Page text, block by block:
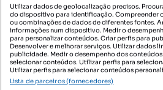
SIGA-NOS:
DESCARREGAR
Utilizar dados de geolocalização precisos.
do dispositivo para identificação. Compreender
ou combinações de dados de diferentes fontes.
informações num dispositivo. Medir o
para personalizar conteúdos. Criar perfis para
Desenvolver e melhorar serviços. Utilizar dados
publicidade. Medir o desempenho dos
selecionar conteúdos. Utilizar perfis para
Utilizar perfis para selecionar conteúdos
Lista de parceiros (fornecedores)